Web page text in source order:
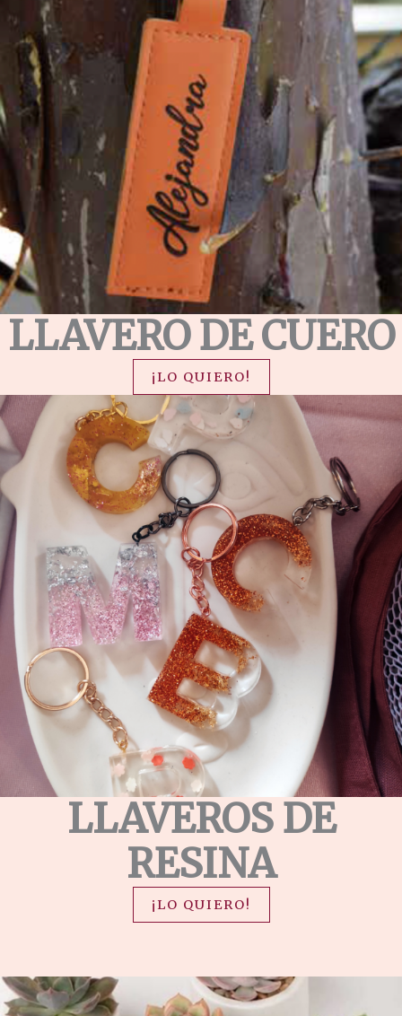
LLAVERO DE CUERO
¡LO QUIERO!
LLAVEROS DE
RESINA
¡LO QUIERO!